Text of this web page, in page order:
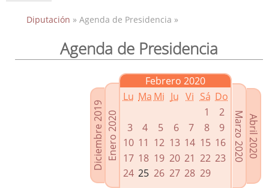
Presidencia
Enlaces relacionados
Agenda de Presidencia
Plenos provinciales y Juntas de gobierno
Diputación » Agenda de Presidencia »
Agenda de Presidencia
Diciembre 2019Enero 2020
Febrero 2020
Lu Ma Mi Ju Vi Sá Do
1
2
3
4 5 6 7 8
9
10 11 12 13 14 15 16
17 18 19 20 21 22 23
24 25 26 27 28 29
Abril 2020
Marzo 2020